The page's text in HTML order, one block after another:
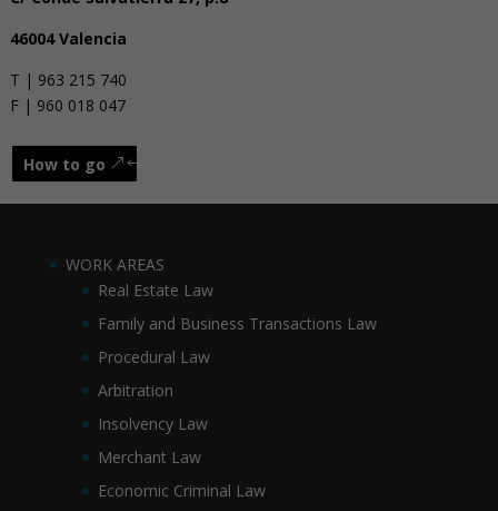
46004 Valencia
T | 963 215 740
F | 960 018 047
How to go
WORK AREAS
Real Estate Law
Family and Business Transactions Law
Procedural Law
Arbitration
Insolvency Law
Merchant Law
Economic Criminal Law